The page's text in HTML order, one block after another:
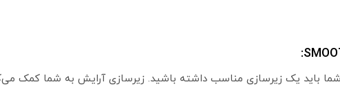
باید یک زیرسازی مناسب داشته باشید. زیرسازی آرایش به شما کمک